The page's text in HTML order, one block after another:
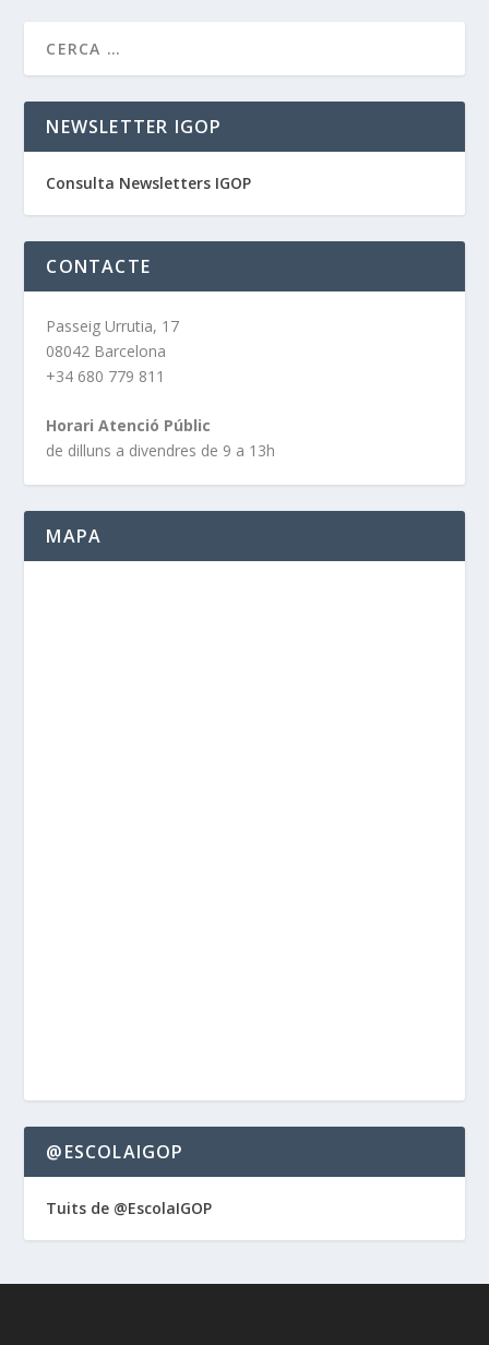
NEWSLETTER IGOP
Consulta Newsletters IGOP
CONTACTE
Passeig Urrutia, 17
08042 Barcelona
+34 680 779 811
Horari Atenció Públic
de dilluns a divendres de 9 a 13h
MAPA
@ESCOLAIGOP
Tuits de @EscolaIGOP